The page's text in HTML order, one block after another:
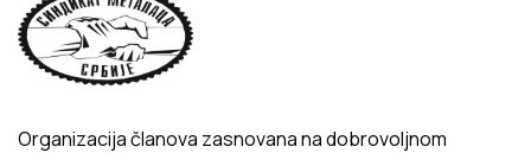
Organizacija članova zasnovana na dobrovoljnom